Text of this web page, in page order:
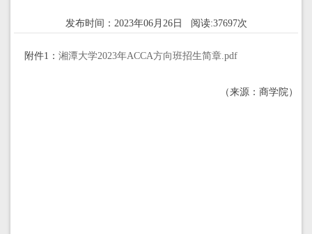
发布时间：2023年06月26日 阅读:37697次
附件1： 湘潭大学2023年ACCA方向班招生简章.pdf
（来源：商学院）